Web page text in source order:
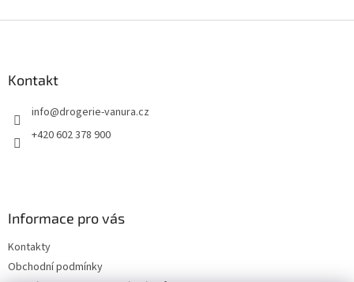
Kontakt
info@drogerie-vanura.cz
+420 602 378 900
Informace pro vás
Kontakty
Obchodní podmínky